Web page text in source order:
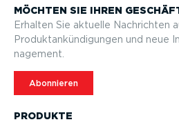
PRODUKTE
MÖCHTEN SIE IHREN
Erhalten Sie aktuelle Nachrichten
Produktan­kün­di­gungen und neue
nagement.
Abonnieren